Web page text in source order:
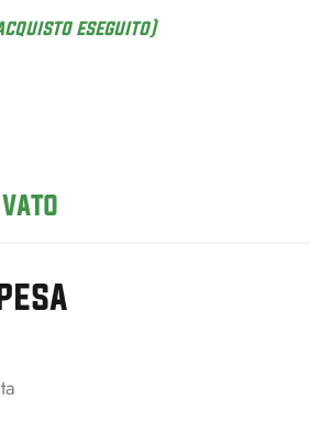
eseguito)